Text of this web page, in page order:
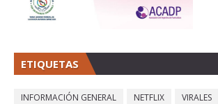
ETIQUETAS
INFORMACIÓN GENERAL NETFLIX VIRALES